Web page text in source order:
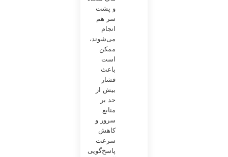
و پشت
سر هم
انجام
می‌شوند،
ممکن
است
باعث
فشار
بیش از
حد بر
منابع
سرور و
کاهش
سرعت
پاسخ‌گویی